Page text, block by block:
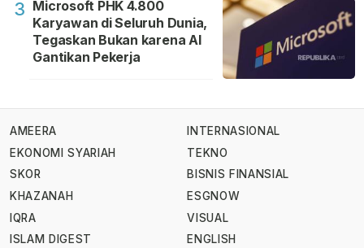
3 Microsoft PHK 4.800
Karyawan di Seluruh Dunia,
Tegaskan Bukan karena AI
Gantikan Pekerja
AMEERA
EKONOMI SYARIAH
SKOR
KHAZANAH
IQRA
ISLAM DIGEST
INTERNASIONAL
TEKNO
BISNIS FINANSIAL
ESGNOW
VISUAL
ENGLISH